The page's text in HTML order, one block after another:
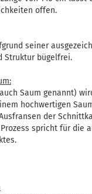
offen.
seiner
Struktur bügelfrei.
Saum genannt)
hochwertigen
der
spricht für die